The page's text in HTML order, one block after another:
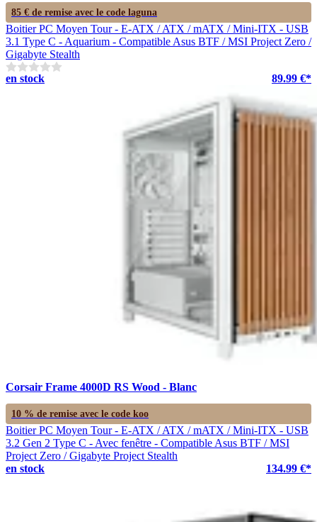
85 € de remise avec le code laguna
Boitier PC Moyen Tour - E-ATX / ATX / mATX / Mini-ITX - USB
3.1 Type C - Aquarium - Compatible Asus BTF / MSI Project Zero /
Gigabyte Stealth
en stock
89.99 €*
Corsair Frame 4000D RS Wood - Blanc
10 % de remise avec le code koo
Boitier PC Moyen Tour - E-ATX / ATX / mATX / Mini-ITX - USB
3.2 Gen 2 Type C - Avec fenêtre - Compatible Asus BTF / MSI
Project Zero / Gigabyte Project Stealth
en stock
134.99 €*